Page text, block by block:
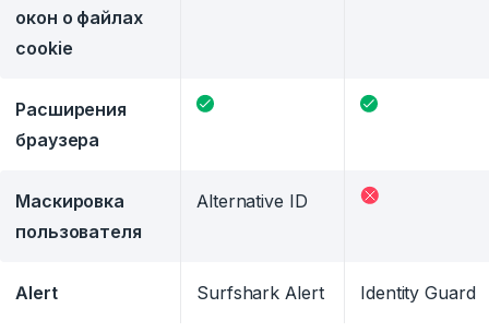
окон о файлах
cookie
Расширения
браузера
Маскировка
пользователя
Alternative ID
Alert Surfshark Alert Identity Guard